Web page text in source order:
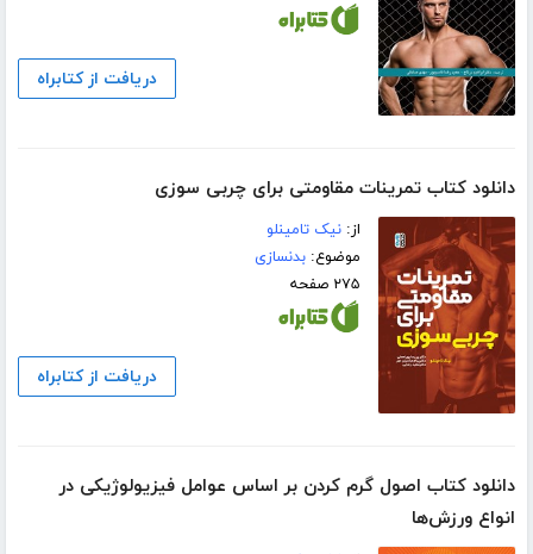
دریافت از کتابراه
دانلود کتاب تمرینات مقاومتی برای چربی سوزی
از:نیک تامینلو
موضوع:بدنسازی
۲۷۵ صفحه
دریافت از کتابراه
دانلود کتاب اصول گرم کردن بر اساس عوامل فیزیولوژیکی در
انواع ورزش‌ها